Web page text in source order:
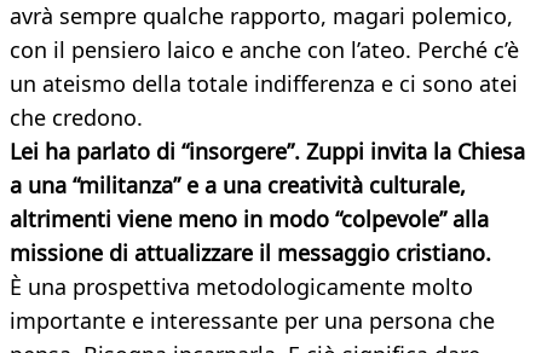
avrà sempre qualche rapporto, magari polemico,
con il pensiero laico e anche con l’ateo. Perché c’è
un ateismo della totale indifferenza e ci sono atei
che credono.
Lei ha parlato di “insorgere”. Zuppi invita la Chiesa
a una “militanza” e a una creatività culturale,
altrimenti viene meno in modo “colpevole” alla
missione di attualizzare il messaggio cristiano.
È una prospettiva metodologicamente molto
importante e interessante per una persona che